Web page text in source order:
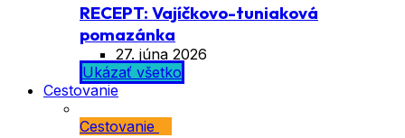
RECEPT: Vajíčkovo-tuniaková
pomazánka
27. júna 2026
Ukázať všetko
Cestovanie
Cestovanie